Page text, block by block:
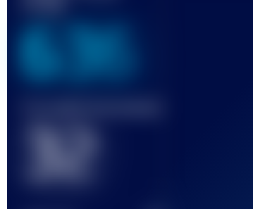
636
32